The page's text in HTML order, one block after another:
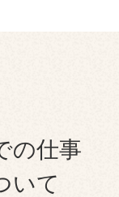
の仕事
いて